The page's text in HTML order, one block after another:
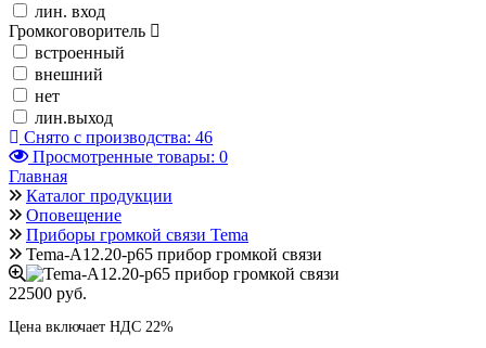
лин. вход
Громкоговоритель
встроенный
внешний
нет
лин.выход
Снято с производства: 46
Просмотренные товары: 0
Главная
Каталог продукции
Оповещение
Приборы громкой связи Tema
Tema-A12.20-p65 прибор громкой связи
22500 руб.
Цена включает НДС 22%